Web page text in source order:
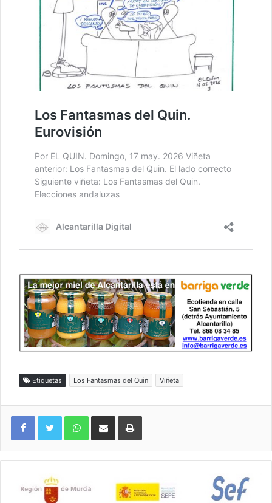
Etiquetas Los Fantasmas del Quin Viñeta
WhatsAppCompartir por correo electrónicoImprimir